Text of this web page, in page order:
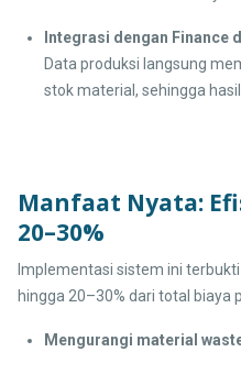
Integrasi dengan Finance
Data produksi langsung
stok material, sehingga
Manfaat Nyata:
20–30%
Implementasi sistem ini
hingga 20–30% dari total biaya
Mengurangi material